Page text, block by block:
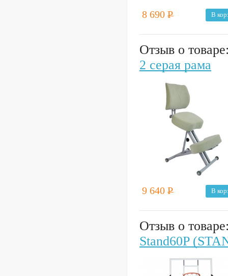
8 690 Р В
Отзыв о
2 серая рама
9 640 Р В
Отзыв о
Stand60P